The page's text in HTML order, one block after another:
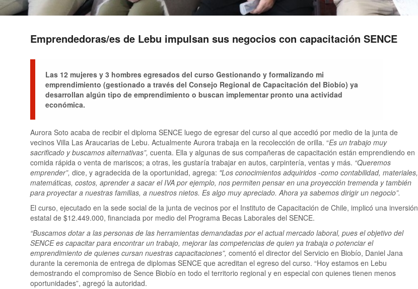
Emprendedoras/es de Lebu impulsan sus negocios con capacitación SENCE
Las 12 mujeres y 3 hombres egresados del curso Gestionando y formalizando mi
emprendimiento (gestionado a través del Consejo Regional de Capacitación del Biobío) ya
desarrollan algún tipo de emprendimiento o buscan implementar pronto una actividad
económica.
Aurora Soto acaba de recibir el diploma SENCE luego de egresar del curso al que accedió por medio de la junta de
vecinos Villa Las Araucarias de Lebu. Actualmente Aurora trabaja en la recolección de orilla. “Es un trabajo muy
sacrificado y buscamos alternativas”, cuenta. Ella y algunas de sus compañeras de capacitación están emprendiendo en
comida rápida o venta de mariscos; a otras, les gustaría trabajar en autos, carpintería, ventas y más. “Queremos
emprender”, dice, y agradecida de la oportunidad, agrega: "Los conocimientos adquiridos -como contabilidad, materiales,
matemáticas, costos, aprender a sacar el IVA por ejemplo, nos permiten pensar en una proyección tremenda y también
para proyectar a nuestras familias, a nuestros nietos. Es algo muy apreciado. Ahora ya sabemos dirigir un negocio”.
El curso, ejecutado en la sede social de la junta de vecinos por el Instituto de Capacitación de Chile, implicó una inversión
estatal de $12.449.000, financiada por medio del Programa Becas Laborales del SENCE.
“Buscamos dotar a las personas de las herramientas demandadas por el actual mercado laboral, pues el objetivo del
SENCE es capacitar para encontrar un trabajo, mejorar las competencias de quien ya trabaja o potenciar el
emprendimiento de quienes cursan nuestras capacitaciones”, comentó el director del Servicio en Biobío, Daniel Jana
durante la ceremonia de entrega de diplomas SENCE que acreditan el egreso del curso. “Hoy estamos en Lebu
demostrando el compromiso de Sence Biobío en todo el territorio regional y en especial con quienes tienen menos
oportunidades”, agregó la autoridad.